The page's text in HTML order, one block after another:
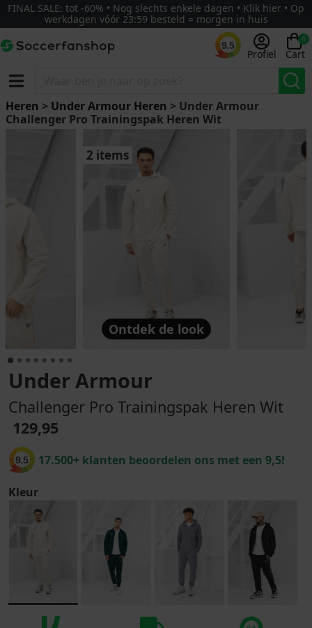
FINAL SALE: tot -60% • Nog slechts enkele dagen • Klik hier • Op
werkdagen vóór 23:59 besteld = morgen in huis
9.5
Profiel
0
Cart
Heren > Under Armour Heren > Under Armour
Challenger Pro Trainingspak Heren Wit
2 items
Ontdek de look
Under Armour
Challenger Pro Trainingspak Heren Wit
129,95
9.5 17.500+ klanten beoordelen ons met een 9,5!
Kleur